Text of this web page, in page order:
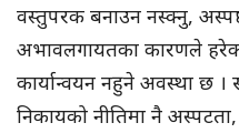
वस्तुपरक बनाउन नस्क्नु,
अभावलगायतका कारणले
कार्यान्वयन नहुने अवस्था छ ।
निकायको नीतिमा नै